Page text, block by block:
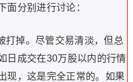
面分别进行讨论：
掉。尽管交易清淡，但总
日成交在30万股以内的行情
现，这是完全正常的。如果